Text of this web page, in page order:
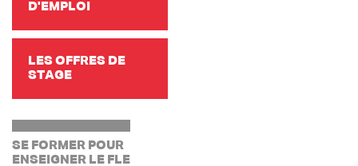
D'EMPLOI
LES OFFRES DE
STAGE
SE FORMER POUR
ENSEIGNER LE FLE